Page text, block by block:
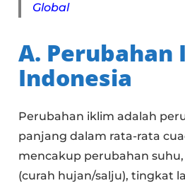
Global
A. Perubahan
Indonesia
Perubahan iklim adalah
panjang dalam rata-rata
mencakup perubahan
(curah hujan/salju), tingkat